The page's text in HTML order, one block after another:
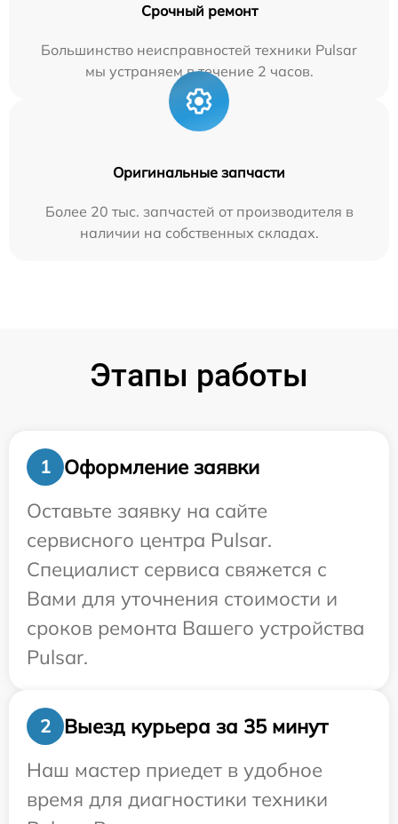
Срочный ремонт
Большинство неисправностей техники Pulsar
мы устраняем в течение 2 часов.
Оригинальные запчасти
Более 20 тыс. запчастей от производителя в
наличии на собственных складах.
Этапы работы
1
Оформление заявки
Оставьте заявку на сайте
сервисного центра Pulsar.
Специалист сервиса свяжется с
Вами для уточнения стоимости и
сроков ремонта Вашего устройства
Pulsar.
2
Выезд курьера за 35 минут
Наш мастер приедет в удобное
время для диагностики техники